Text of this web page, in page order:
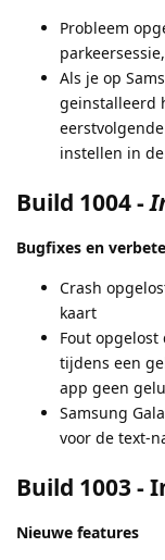
Probleem
Als je op
geinstalleerd
instellen in
Build 1004-
Bugfixes en
Crash
kaart
Fout
tijdens een
app geen
Samsung
voor de text-
Build 1003-
Nieuwe features